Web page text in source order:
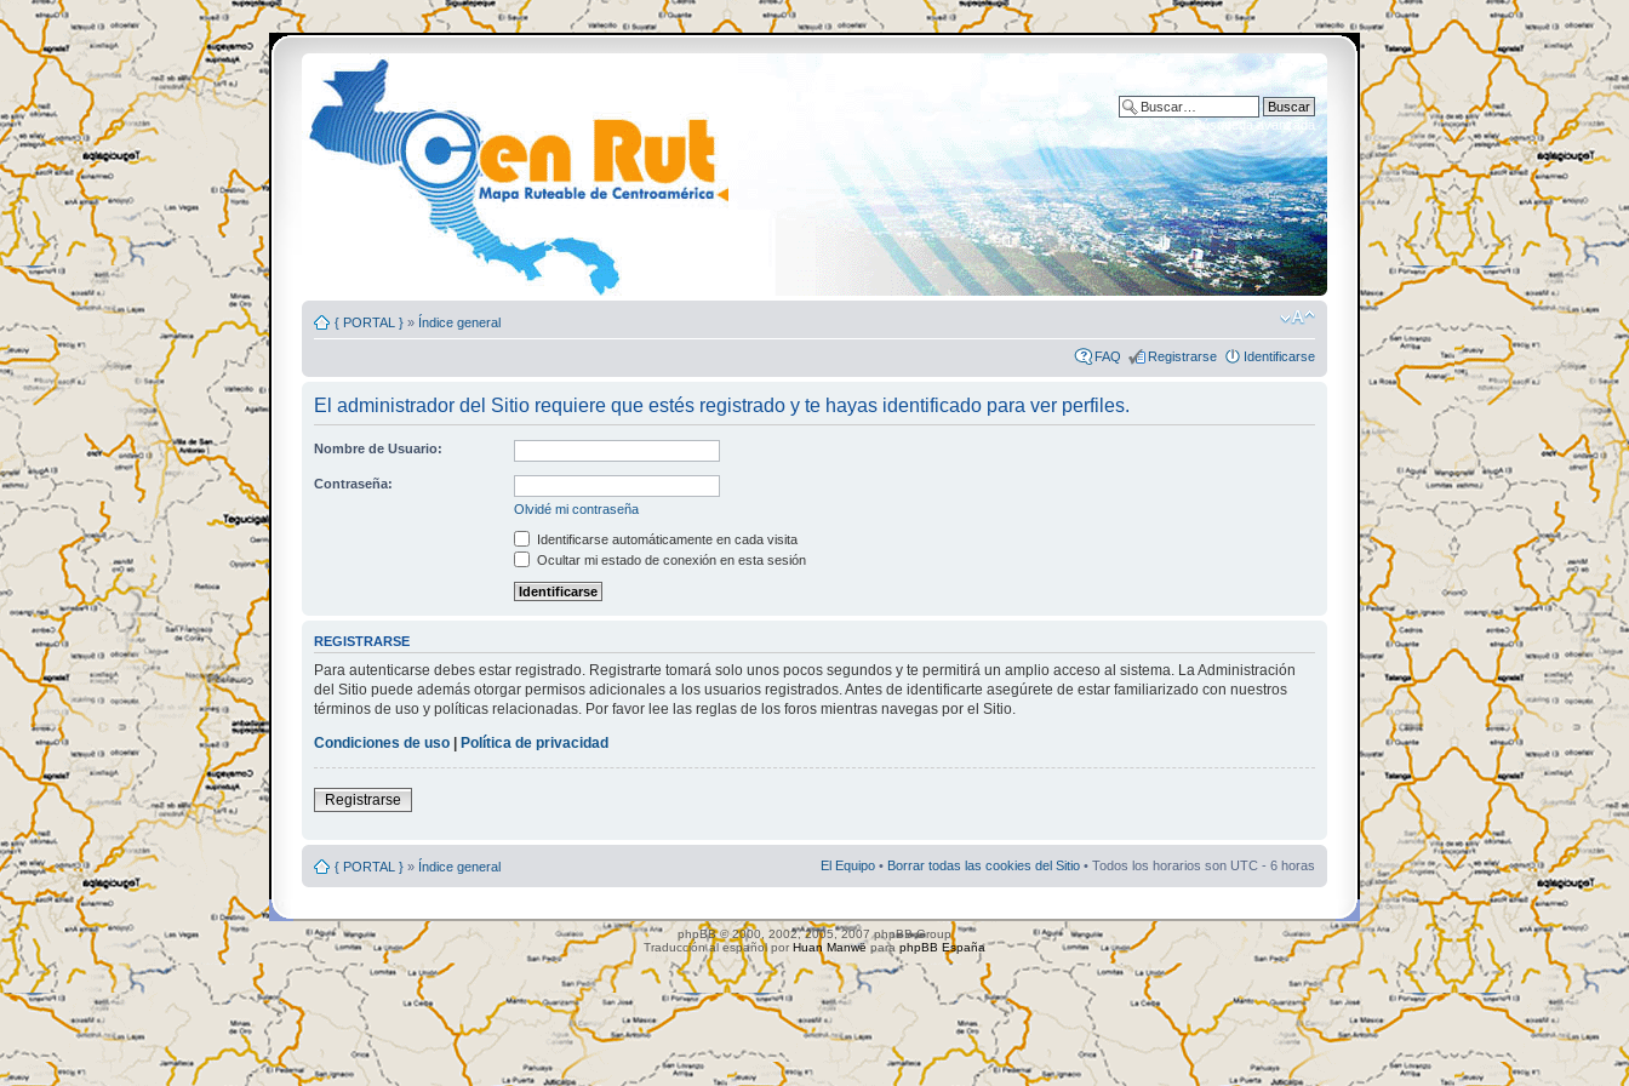
Búsqueda avanzada
{ PORTAL } » Índice general
FAQ Registrarse Identificarse
El administrador del Sitio requiere que estés registrado y te hayas identificado para ver perfiles.
Nombre de Usuario:
Contraseña:
Olvidé mi contraseña
Identificarse automáticamente en cada visita
Ocultar mi estado de conexión en esta sesión
REGISTRARSE
Para autenticarse debes estar registrado. Registrarte tomará solo unos pocos segundos y te permitirá un amplio acceso al sistema. La Administración
del Sitio puede además otorgar permisos adicionales a los usuarios registrados. Antes de identificarte asegúrete de estar familiarizado con nuestros
términos de uso y políticas relacionadas. Por favor lee las reglas de los foros mientras navegas por el Sitio.
Condiciones de uso | Política de privacidad
Registrarse
{ PORTAL } » Índice general El Equipo • Borrar todas las cookies del Sitio • Todos los horarios son UTC - 6 horas
phpBB © 2000, 2002, 2005, 2007 phpBB Group
Traducción al español por Huan Manwëpara phpBB España